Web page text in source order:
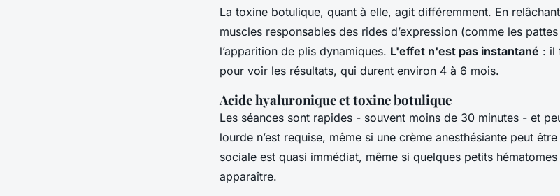
La toxine botulique, quant à elle, agit différemment. En
muscles responsables des rides d’expression (comme les
l’apparition de plis dynamiques. L'effet n'est pas instantané : il
pour voir les résultats, qui durent environ 4 à 6 mois.
Acide hyaluronique et toxine botulique
Les séances sont rapides - souvent moins de 30 minutes - et
lourde n’est requise, même si une crème anesthésiante peut
sociale est quasi immédiat, même si quelques petits
apparaître.